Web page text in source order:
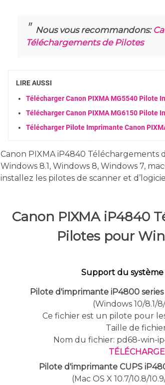
Nous vous recommandons:
Téléchargements de Pilotes
LIRE AUSSI
Télécharger Canon PIXMA MG5540 Pilote
Télécharger Canon PIXMA MG6150 Pilote
Télécharger Pilote Imprimante Canon
Canon PIXMA iP4840 Téléchargements
Windows 8.1, Windows 8, Windows 7,
installez les pilotes de scanner et
Canon PIXMA iP4840
Pilotes pour
Support du
Pilote d'imprimante iP4800 series
(Windows 10/8.1/
Ce fichier est un pilote pour
Taille de
Nom du fichier: pd68-win-
Pilote d'imprimante CUPS
(Mac OS X 10.7/10.8/